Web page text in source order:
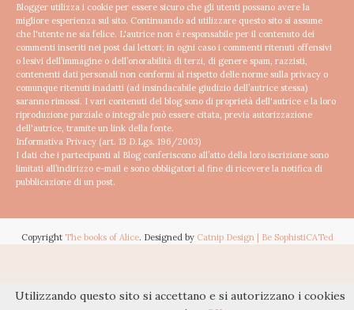
Blogger utilizza i cookie per essere sicuro che gli utenti possano avere la
migliore esperienza sul sito. Continuando ad utilizzare questo sito si assume
che l'utente ne sia felice. L'autrice non è responsabile per il contenuto dei
commenti inseriti nei post dai lettori; in ogni caso i commenti ritenuti offensivi
o lesivi dell’immagine o dell’onorabilità di terzi, di genere spam, razzisti,
contenenti dati personali non conformi al rispetto delle norme sulla privacy o
comunque ritenuti inadatti (ad insindacabile giudizio dell’autrice stessa)
saranno rimossi. I vari contenuti del blog sono di proprietà dell'autrice e la loro
riproduzione parziale o integrale può essere citata, previa autorizzazione
dell'autrice, tramite un link della fonte.
Informativa Privacy (art. 13 D.Lgs. 196/2003)
I dati che i partecipanti al Blog conferiscono all’atto della loro iscrizione sono
limitati all’indirizzo e-mail e sono obbligatori al fine di ricevere la notifica di
pubblicazione di un post.
Copyright The books of Alice. Designed by Catnip Design | Be SophistiCATed
Utilizzando questo sito si accettano e si autorizzano i cookies